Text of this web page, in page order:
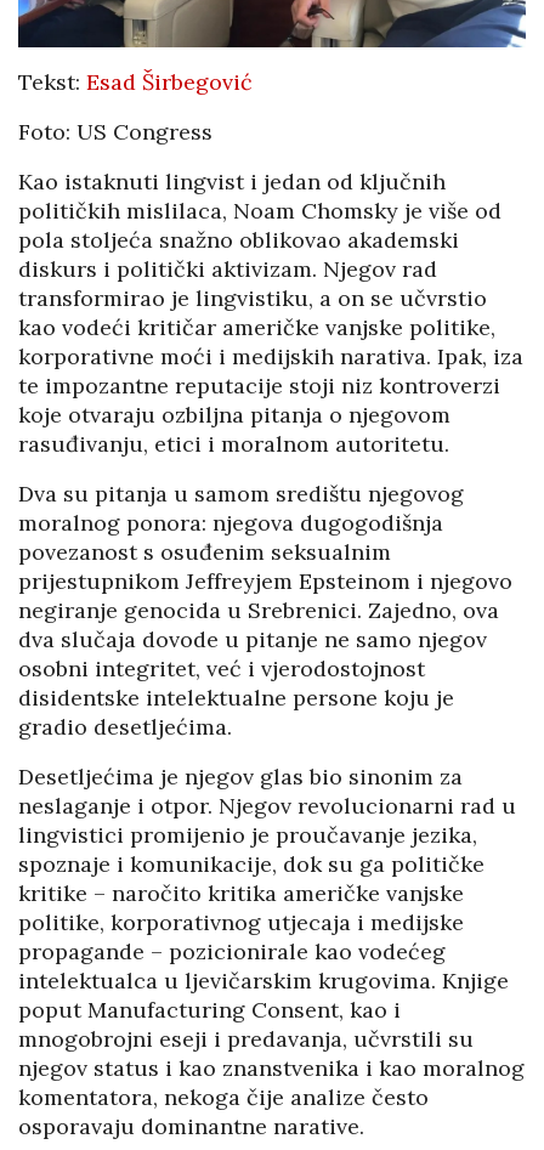
Tekst: Esad Širbegović
Foto: US Congress
Kao istaknuti lingvist i jedan od ključnih
političkih mislilaca, Noam Chomsky je više od
pola stoljeća snažno oblikovao akademski
diskurs i politički aktivizam. Njegov rad
transformirao je lingvistiku, a on se učvrstio
kao vodeći kritičar američke vanjske politike,
korporativne moći i medijskih narativa. Ipak, iza
te impozantne reputacije stoji niz kontroverzi
koje otvaraju ozbiljna pitanja o njegovom
rasuđivanju, etici i moralnom autoritetu.
Dva su pitanja u samom središtu njegovog
moralnog ponora: njegova dugogodišnja
povezanost s osuđenim seksualnim
prijestupnikom Jeffreyjem Epsteinom i njegovo
negiranje genocida u Srebrenici. Zajedno, ova
dva slučaja dovode u pitanje ne samo njegov
osobni integritet, već i vjerodostojnost
disidentske intelektualne persone koju je
gradio desetljećima.
Desetljećima je njegov glas bio sinonim za
neslaganje i otpor. Njegov revolucionarni rad u
lingvistici promijenio je proučavanje jezika,
spoznaje i komunikacije, dok su ga političke
kritike – naročito kritika američke vanjske
politike, korporativnog utjecaja i medijske
propagande – pozicionirale kao vodećeg
intelektualca u ljevičarskim krugovima. Knjige
poput Manufacturing Consent, kao i
mnogobrojni eseji i predavanja, učvrstili su
njegov status i kao znanstvenika i kao moralnog
komentatora, nekoga čije analize često
osporavaju dominantne narative.